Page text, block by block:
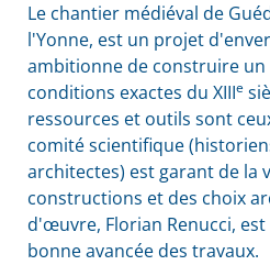
Le chantier médiéval de
l'Yonne, est un projet
ambitionne de construire
conditions exactes du XIIIe
ressources et outils sont
comité scientifique
architectes) est garant de la
constructions et des choix
d'œuvre, Florian Renucci,
bonne avancée des travaux.